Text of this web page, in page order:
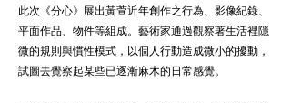
此次《分心》展出黃萱近年創作之行為、影像紀錄、
平面作品、物件等組成。藝術家通過觀察著生活裡隱
微的規則與慣性模式，以個人行動造成微小的擾動，
試圖去覺察起某些已逐漸麻木的日常感覺。